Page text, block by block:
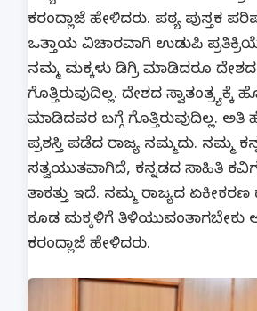
ಕರಂದ್ಲಾಜೆ ಹೇಳಿದರು. ಪಠ್ಯ ಪುಸ್ತಕ
ಒತ್ತಾಯ ವಿಚಾರವಾಗಿ ಉಡುಪಿ
ನಮ್ಮ ಮಕ್ಕಳು ಡಿಗ್ರಿ ಮಾಡಿದರೂ ದೇಶದ
ಗೊತ್ತಿರುವುದಿಲ್ಲ. ದೇಶದ ಸ್ವಾತಂತ್ರ್ಯಕ್ಕೆ
ಮಾಡಿದವರ ಬಗ್ಗೆ ಗೊತ್ತಿರುವುದಿಲ್ಲ. ಅತಿ
ಪ್ರಶಸ್ತಿ ಪಡೆದ ರಾಜ್ಯ ನಮ್ಮದು.‌ ನಮ್ಮ
ಸತ್ವಯುತವಾಗಿದೆ, ಕನ್ನಡದ ಸಾಹಿತಿ
ತಾಕತ್ತು ಇದೆ.‌ ನಮ್ಮ ರಾಜ್ಯದ
ಕೂಡ ಮಕ್ಕಳಿಗೆ ತಿಳಿಯುವಂತಾಗಬೇಕು
ಕರಂದ್ಲಾಜೆ ಹೇಳಿದರು.